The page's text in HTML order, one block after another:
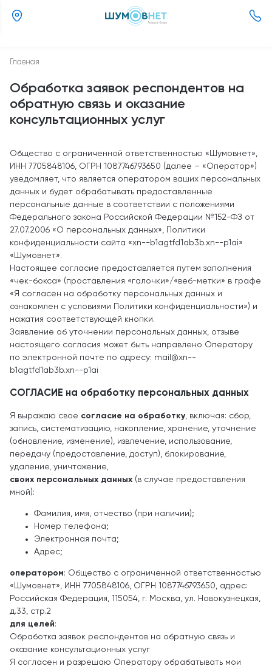
Главная
Обработка заявок респондентов на
обратную связь и оказание
консультационных услуг
Общество с ограниченной ответственностью «Шумовнет»,
ИНН 7705848106, ОГРН 1087746793650 (далее – «Оператор»)
уведомляет, что является оператором ваших персональных
данных и будет обрабатывать предоставленные
персональные данные в соответствии с положениями
Федерального закона Российской Федерации №152-ФЗ от
27.07.2006 «О персональных данных», Политики
конфиденциальности сайта «xn--b1agtfd1ab3b.xn--p1ai»
«Шумовнет».
Настоящее согласие предоставляется путем заполнения
«чек-бокса» (проставления «галочки»/«веб-метки» в графе
«Я согласен на обработку персональных данных и
ознакомлен с условиями Политики конфиденциальности») и
нажатия соответствующей кнопки.
Заявление об уточнении персональных данных, отзыве
настоящего согласия может быть направлено Оператору
по электронной почте по адресу: mail@xn--
b1agtfd1ab3b.xn--p1ai
СОГЛАСИЕ на обработку персональных данных
Я выражаю свое согласие на обработку , включая: сбор,
запись, систематизацию, накопление, хранение, уточнение
(обновление, изменение), извлечение, использование,
передачу (предоставление, доступ), блокирование,
удаление, уничтожение,
своих персональных данных (в случае предоставления
мной):
Фамилия, имя, отчество (при наличии);
Номер телефона;
Электронная почта;
Адрес;
оператором: Общество с ограниченной ответственностью
«Шумовнет», ИНН 7705848106, ОГРН 1087746793650, адрес:
Российская Федерация, 115054, г. Москва, ул. Новокузнецкая,
д.33, стр.2
для целей:
Обработка заявок респондентов на обратную связь и
оказание консультационных услуг
Я согласен и разрешаю Оператору обрабатывать мои